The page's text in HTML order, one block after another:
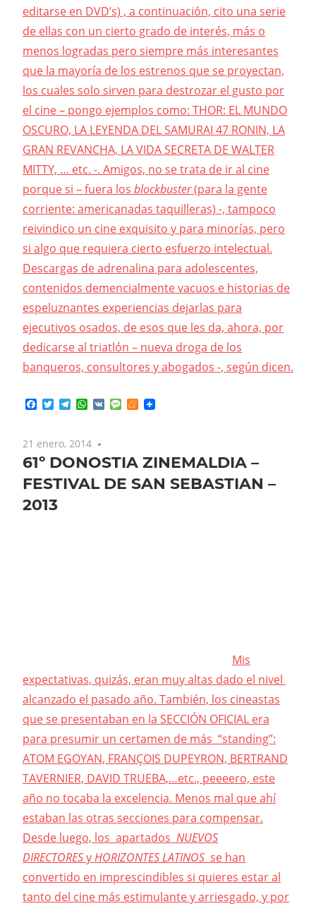
editarse en DVD’s) , a continuación, cito una serie
de ellas con un cierto grado de interés, más o
menos logradas pero siempre más interesantes
que la mayoría de los estrenos que se proyectan,
los cuales solo sirven para destrozar el gusto por
el cine – pongo ejemplos como: THOR: EL MUNDO
OSCURO, LA LEYENDA DEL SAMURAI 47 RONIN, LA
GRAN REVANCHA, LA VIDA SECRETA DE WALTER
MITTY, … etc. -. Amigos, no se trata de ir al cine
porque si – fuera los blockbuster(para la gente
corriente: americanadas taquilleras) -, tampoco
reivindico un cine exquisito y para minorías, pero
si algo que requiera cierto esfuerzo intelectual.
Descargas de adrenalina para adolescentes,
contenidos demencialmente vacuos e historias de
espeluznantes experiencias dejarlas para
ejecutivos osados, de esos que les da, ahora, por
dedicarse al triatlón – nueva droga de los
banqueros, consultores y abogados -, según dicen.
Facebook
TwitterTelegram
WhatsApp
VK MessageMeneame
21 enero, 2014
61º DONOSTIA ZINEMALDIA –
FESTIVAL DE SAN SEBASTIAN –
2013
Mis
expectativas, quizás, eran muy altas dado el nivel
alcanzado el pasado año. También, los cineastas
que se presentaban en la SECCIÓN OFICIAL era
para presumir un certamen de más “standing”:
ATOM EGOYAN, FRANÇOIS DUPEYRON, BERTRAND
TAVERNIER, DAVID TRUEBA,…etc., peeeero, este
año no tocaba la excelencia. Menos mal que ahí
estaban las otras secciones para compensar.
Desde luego, los apartados NUEVOS
DIRECTORESyHORIZONTES LATINOS se han
convertido en imprescindibles si quieres estar al
tanto del cine más estimulante y arriesgado, y por